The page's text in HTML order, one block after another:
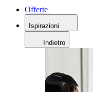
Offerte
Ispirazioni
Indietro